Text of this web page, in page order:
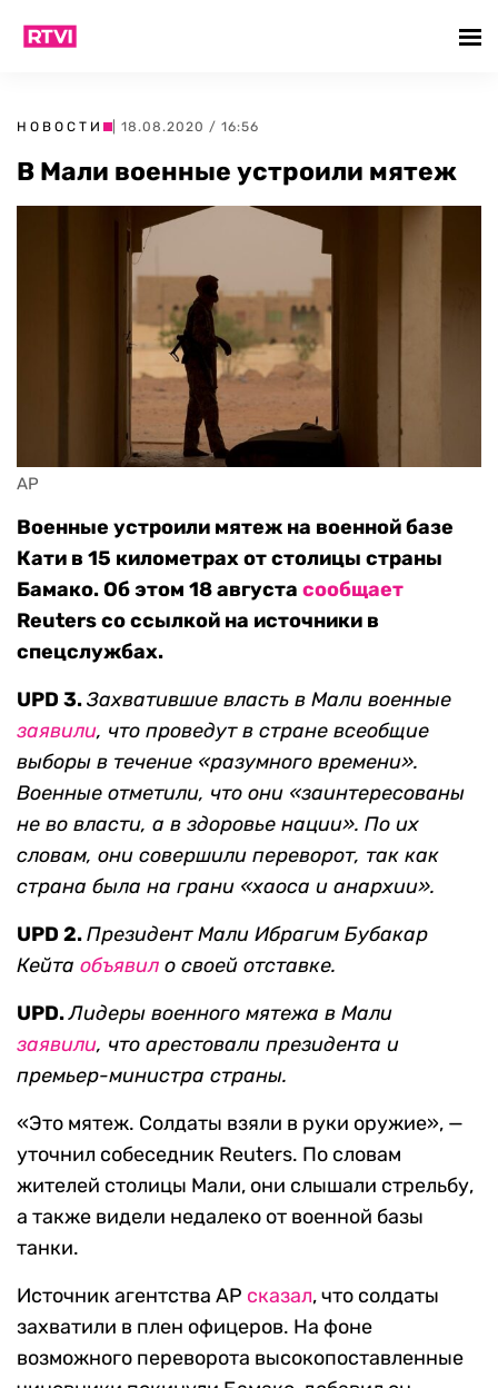
НОВОСТИ | 18.08.2020 / 16:56
В Мали военные устроили мятеж
AP
Военные устроили мятеж на военной базе
Кати в 15 километрах от столицы страны
Бамако. Об этом 18 августа сообщает
Reuters со ссылкой на источники в
спецслужбах.
UPD 3.Захватившие власть в Мали военные
заявили, что проведут в стране всеобщие
выборы в течение «разумного времени».
Военные отметили, что они «заинтересованы
не во власти, а в здоровье нации». По их
словам, они совершили переворот, так как
страна была на грани «хаоса и анархии».
UPD 2.Президент Мали Ибрагим Бубакар
Кейта объявил о своей отставке.
UPD.Лидеры военного мятежа в Мали
заявили, что арестовали президента и
премьер-министра страны.
«Это мятеж. Солдаты взяли в руки оружие», —
уточнил собеседник Reuters. По словам
жителей столицы Мали, они слышали стрельбу,
а также видели недалеко от военной базы
танки.
Источник агентства AP сказал, что солдаты
захватили в плен офицеров. На фоне
возможного переворота высокопоставленные